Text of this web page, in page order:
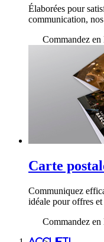
Élaborées pour
communication,
Commandez en
Carte
Communiquez
idéale pour offres et
Commandez en